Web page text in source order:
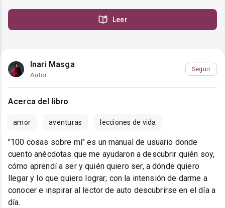
Leer
Inari Masga
Autor
Seguir
Acerca del libro
amor aventuras lecciones de vida
"100 cosas sobre mí" es un manual de usuario donde
cuento anécdotas que me ayudaron a descubrir quién soy,
cómo aprendí a ser y quién quiero ser, a dónde quiero
llegar y lo que quiero lograr; con la intensión de darme a
conocer e inspirar al lector de auto descubrirse en el día a
día.